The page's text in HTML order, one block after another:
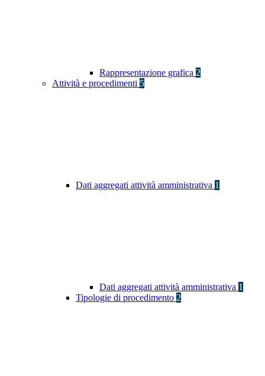
Rappresentazione grafica 2
Attività e procedimenti 5
Dati aggregati attività amministrativa 1
Dati aggregati attività amministrativa 1
Tipologie di procedimento 2